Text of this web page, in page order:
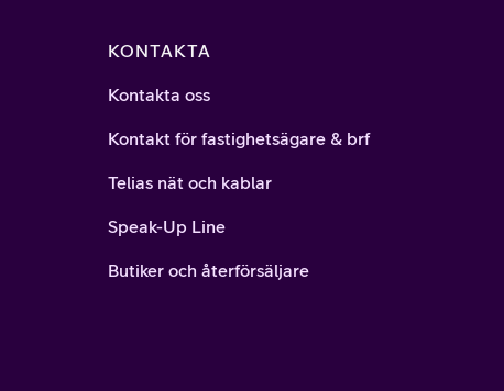
KONTAKTA
Kontakta oss
Kontakt för fastighetsägare & brf
Telias nät och kablar
Speak-Up Line
Butiker och återförsäljare